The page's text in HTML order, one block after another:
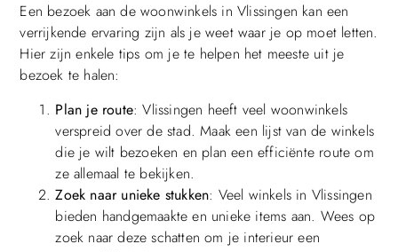
Een bezoek aan de woonwinkels in Vlissingen kan een
verrijkende ervaring zijn als je weet waar je op moet letten.
Hier zijn enkele tips om je te helpen het meeste uit je
bezoek te halen:
Plan je route: Vlissingen heeft veel woonwinkels
verspreid over de stad. Maak een lijst van de winkels
die je wilt bezoeken en plan een efficiënte route om
ze allemaal te bekijken.
Zoek naar unieke stukken: Veel winkels in Vlissingen
bieden handgemaakte en unieke items aan. Wees op
zoek naar deze schatten om je interieur een